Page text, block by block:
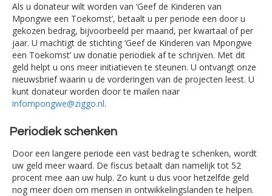
Als u donateur wilt worden van ‘Geef de Kinderen van
Mpongwe een Toekomst’, betaalt u per periode een door u
gekozen bedrag, bijvoorbeeld per maand, per kwartaal of per
jaar. U machtigt de stichting ‘Geef de Kinderen van Mpongwe
een Toekomst’ uw donatie periodiek af te schrijven. Met dit
geld helpt u ons meer initiatieven te steunen. U ontvangt onze
nieuwsbrief waarin u de vorderingen van de projecten leest. U
kunt donateur worden door te mailen naar
infompongwe@ziggo.nl.
Periodiek schenken
Door een langere periode een vast bedrag te schenken, wordt
uw geld meer waard. De fiscus betaalt dan namelijk tot 52
procent mee aan uw hulp. Zo kunt u dus voor hetzelfde geld
nog meer doen om mensen in ontwikkelingslanden te helpen.